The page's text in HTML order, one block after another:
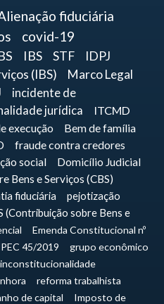
fiduciária
covid-19
IBS STF
IDPJ
(IBS)
Marco Legal
incidente de
jurídica
ITCMD
execução
Bem de família
fraude contra credores
social
Domicílio Judicial
Bens e Serviços (CBS)
fiduciária
pejotização
(Contribuição sobre Bens e
Emenda Constitucional nº
PEC 45/2019
grupo econômico
inconstitucionalidade
reforma trabalhista
de capital
Imposto de